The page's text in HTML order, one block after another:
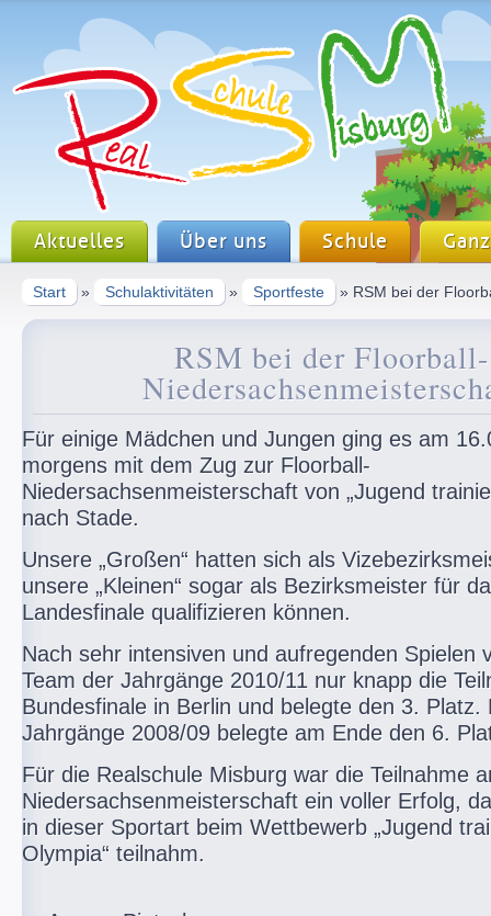
Aktuelles Über uns Schule
Start » Schulaktivitäten » Sportfeste » RSM bei der
RSM bei der Floorball-
Für einige Mädchen und Jungen ging es am
morgens mit dem Zug zur Floorball-
Niedersachsenmeisterschaft von „Jugend
nach Stade.
Unsere „Großen“ hatten sich als
unsere „Kleinen“ sogar als Bezirksmeister für
Landesfinale qualifizieren können.
Nach sehr intensiven und aufregenden Spielen
Team der Jahrgänge 2010/11 nur knapp die
Bundesfinale in Berlin und belegte den 3. Platz.
Jahrgänge 2008/09 belegte am Ende den 6.
Für die Realschule Misburg war die Teilnahme
Niedersachsenmeisterschaft ein voller Erfolg,
in dieser Sportart beim Wettbewerb „Jugend
Olympia“ teilnahm.